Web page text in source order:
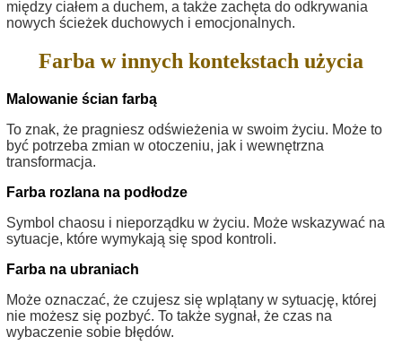
między ciałem a duchem, a także zachęta do odkrywania
nowych ścieżek duchowych i emocjonalnych.
Farba w innych kontekstach użycia
Malowanie ścian farbą
To znak, że pragniesz odświeżenia w swoim życiu. Może to
być potrzeba zmian w otoczeniu, jak i wewnętrzna
transformacja.
Farba rozlana na podłodze
Symbol chaosu i nieporządku w życiu. Może wskazywać na
sytuacje, które wymykają się spod kontroli.
Farba na ubraniach
Może oznaczać, że czujesz się wplątany w sytuację, której
nie możesz się pozbyć. To także sygnał, że czas na
wybaczenie sobie błędów.